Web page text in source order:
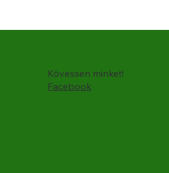
Kövessen minket!
Facebook